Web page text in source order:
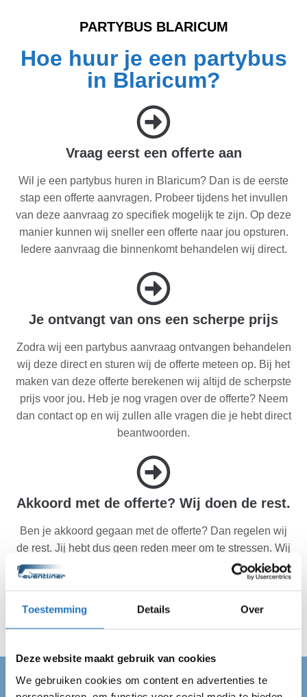
Toestemming Details Over
Deze website maakt gebruik van cookies
We gebruiken cookies om content en advertenties te
PARTYBUS BLARICUM
Hoe huur je een partybus
in Blaricum?
Vraag eerst een offerte aan
Wil je een partybus huren in Blaricum? Dan is de eerste
stap een offerte aanvragen. Probeer tijdens het invullen
van deze aanvraag zo specifiek mogelijk te zijn. Op deze
manier kunnen wij sneller een offerte naar jou opsturen.
Iedere aanvraag die binnenkomt behandelen wij direct.
Je ontvangt van ons een scherpe prijs
Zodra wij een partybus aanvraag ontvangen behandelen
wij deze direct en sturen wij de offerte meteen op. Bij het
maken van deze offerte berekenen wij altijd de scherpste
prijs voor jou. Heb je nog vragen over de offerte? Neem
dan contact op en wij zullen alle vragen die je hebt direct
beantwoorden.
Akkoord met de offerte? Wij doen de rest.
Ben je akkoord gegaan met de offerte? Dan regelen wij
de rest. Jij hebt dus geen reden meer om te stressen. Wij
zijn altijd op de afgesproken tijd op locatie in Blaricum en
vervoeren jouw gehele gezelschap veilig van A naar B.